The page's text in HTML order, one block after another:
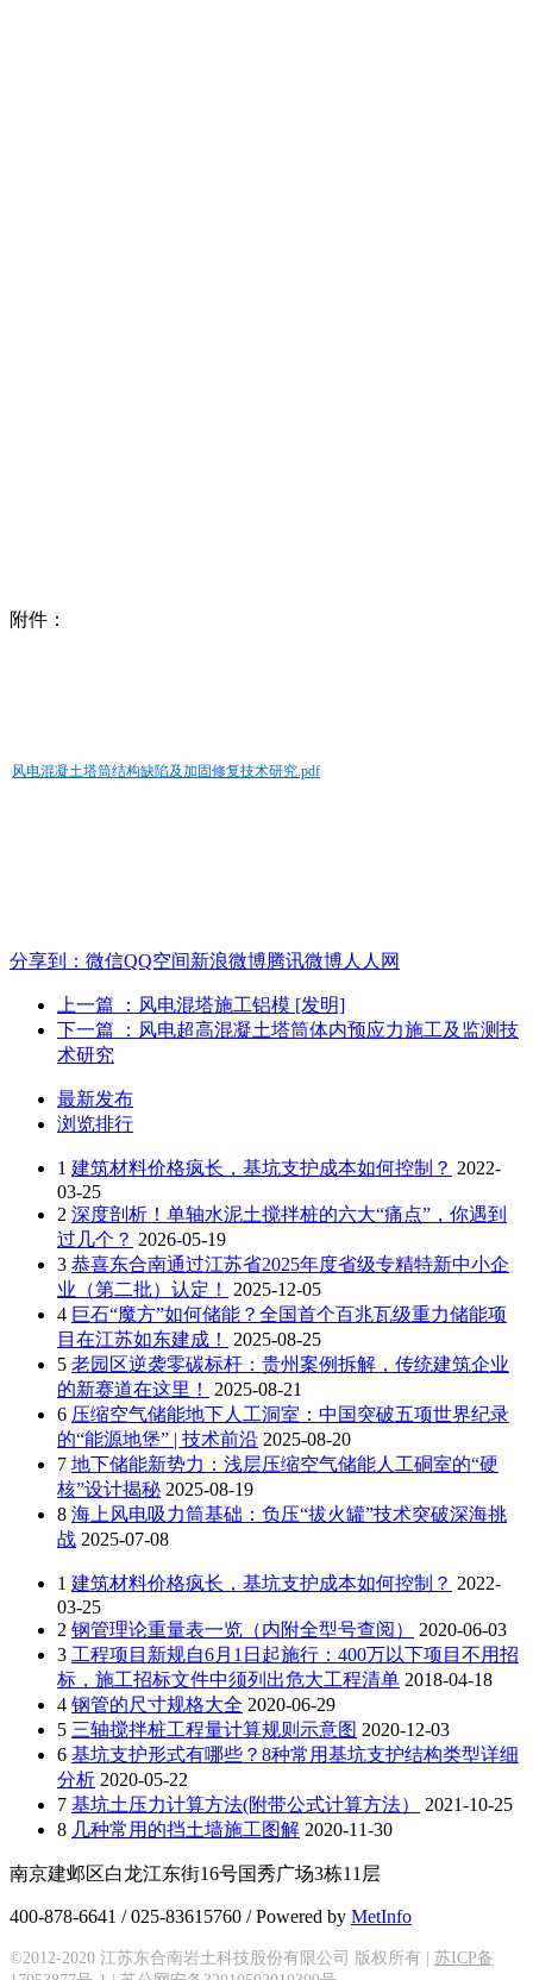
附件：
风电混凝土塔筒结构缺陷及加固修复技术研究.pdf
分享到： 微信QQ空间新浪微博腾讯微博人人网
上一篇
：风电混塔施工铝模 [发明]
下一篇
：风电超高混凝土塔筒体内预应力施工及监测技
术研究
最新发布
浏览排行
1 建筑材料价格疯长，基坑支护成本如何控制？ 2022-
03-25
2 深度剖析！单轴水泥土搅拌桩的六大“痛点”，你遇到
过几个？ 2026-05-19
3 恭喜东合南通过江苏省2025年度省级专精特新中小企
业（第二批）认定！
2025-12-05
4 巨石“魔方”如何储能？全国首个百兆瓦级重力储能项
目在江苏如东建成！
2025-08-25
5 老园区逆袭零碳标杆：贵州案例拆解，传统建筑企业
的新赛道在这里！
2025-08-21
6 压缩空气储能地下人工洞室：中国突破五项世界纪录
的“能源地堡” | 技术前沿 2025-08-20
7 地下储能新势力：浅层压缩空气储能人工硐室的“硬
核”设计揭秘 2025-08-19
8 海上风电吸力筒基础：负压“拔火罐”技术突破深海挑
战 2025-07-08
1 建筑材料价格疯长，基坑支护成本如何控制？ 2022-
03-25
2 钢管理论重量表一览（内附全型号查阅）
2020-06-03
3 工程项目新规自6月1日起施行：400万以下项目不用招
标，施工招标文件中须列出危大工程清单 2018-04-18
4 钢管的尺寸规格大全 2020-06-29
5 三轴搅拌桩工程量计算规则示意图 2020-12-03
6 基坑支护形式有哪些？8种常用基坑支护结构类型详细
分析 2020-05-22
7 基坑土压力计算方法(附带公式计算方法）
2021-10-25
8 几种常用的挡土墙施工图解 2020-11-30
南京建邺区白龙江东街16号国秀广场3栋11层
400-878-6641 / 025-83615760 / Powered by MetInfo
©2012-2020 江苏东合南岩土科技股份有限公司 版权所有 | 苏ICP备